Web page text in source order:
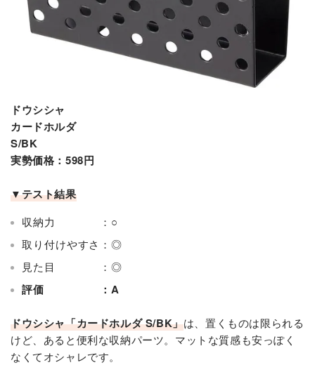
ドウシシャ
カードホルダ
S/BK
実勢価格：598円
▼テスト結果
収納力 ：○
取り付けやすさ：◎
見た目 ：◎
評価 ：A
ドウシシャ「カードホルダ S/BK」は、置くものは限られる
けど、あると便利な収納パーツ。マットな質感も安っぽく
なくてオシャレです。